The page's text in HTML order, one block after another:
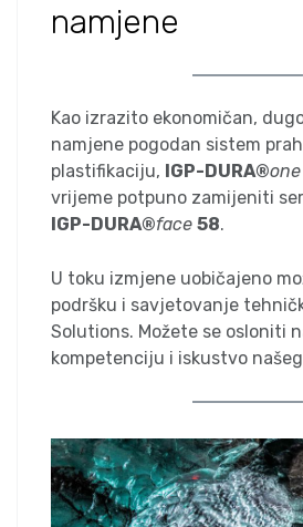
namjene
Kao izrazito ekonomičan,
namjene pogodan sistem
plastifikaciju, IGP-DURA®one
vrijeme potpuno zamijeniti
IGP-DURA®face 58.
U toku izmjene uobičajeno
podršku i savjetovanje
Solutions. Možete se osloniti
kompetenciju i iskustvo